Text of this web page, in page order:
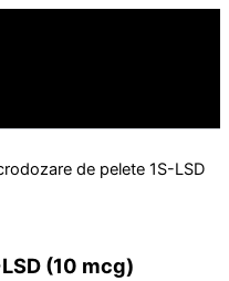
de pelete 1S-LSD
(10 mcg)